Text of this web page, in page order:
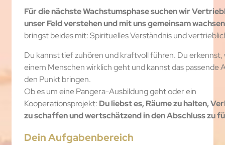
Für die nächste Wachstumsphase suchen wir
unser Feld verstehen und mit uns gemeinsam
bringst beides mit: Spirituelles Verständnis und
Du kannst tief zuhören und kraftvoll führen. Du erkennst,
einem Menschen wirklich geht und kannst das passende
den Punkt bringen.
Ob es um eine Pangera-Ausbildung geht oder ein
Kooperationsprojekt: Du liebst es, Räume zu halten,
zu schaffen und wertschätzend in den Abschluss zu
Dein Aufgabenbereich